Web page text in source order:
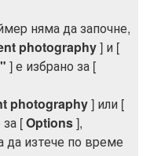
няма да започне,
photography] и [
] е избрано за [
photography] или [
[Options],
да изтече по време